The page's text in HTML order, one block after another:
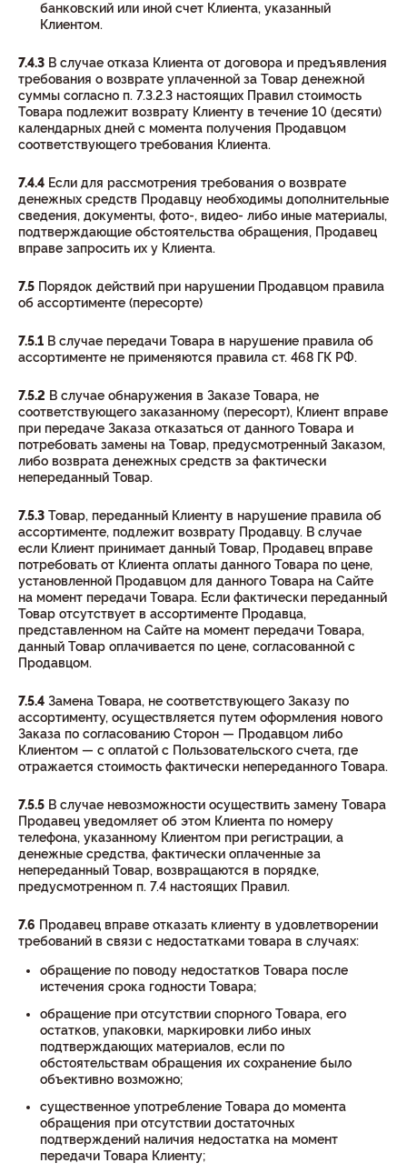
банковский или иной счет Клиента, указанный
Клиентом.
7.4.3 В случае отказа Клиента от договора и предъявления
требования о возврате уплаченной за Товар денежной
суммы согласно п. 7.3.2.3 настоящих Правил стоимость
Товара подлежит возврату Клиенту в течение 10 (десяти)
календарных дней с момента получения Продавцом
соответствующего требования Клиента.
7.4.4 Если для рассмотрения требования о возврате
денежных средств Продавцу необходимы дополнительные
сведения, документы, фото-, видео- либо иные материалы,
подтверждающие обстоятельства обращения, Продавец
вправе запросить их у Клиента.
7.5 Порядок действий при нарушении Продавцом правила
об ассортименте (пересорте)
7.5.1 В случае передачи Товара в нарушение правила об
ассортименте не применяются правила ст. 468 ГК РФ.
7.5.2 В случае обнаружения в Заказе Товара, не
соответствующего заказанному (пересорт), Клиент вправе
при передаче Заказа отказаться от данного Товара и
потребовать замены на Товар, предусмотренный Заказом,
либо возврата денежных средств за фактически
непереданный Товар.
7.5.3 Товар, переданный Клиенту в нарушение правила об
ассортименте, подлежит возврату Продавцу. В случае
если Клиент принимает данный Товар, Продавец вправе
потребовать от Клиента оплаты данного Товара по цене,
установленной Продавцом для данного Товара на Сайте
на момент передачи Товара. Если фактически переданный
Товар отсутствует в ассортименте Продавца,
представленном на Сайте на момент передачи Товара,
данный Товар оплачивается по цене, согласованной с
Продавцом.
7.5.4 Замена Товара, не соответствующего Заказу по
ассортименту, осуществляется путем оформления нового
Заказа по согласованию Сторон — Продавцом либо
Клиентом — с оплатой с Пользовательского счета, где
отражается стоимость фактически непереданного Товара.
7.5.5 В случае невозможности осуществить замену Товара
Продавец уведомляет об этом Клиента по номеру
телефона, указанному Клиентом при регистрации, а
денежные средства, фактически оплаченные за
непереданный Товар, возвращаются в порядке,
предусмотренном п. 7.4 настоящих Правил.
7.6 Продавец вправе отказать клиенту в удовлетворении
требований в связи с недостатками товара в случаях:
обращение по поводу недостатков Товара после
истечения срока годности Товара;
обращение при отсутствии спорного Товара, его
остатков, упаковки, маркировки либо иных
подтверждающих материалов, если по
обстоятельствам обращения их сохранение было
объективно возможно;
существенное употребление Товара до момента
обращения при отсутствии достаточных
подтверждений наличия недостатка на момент
передачи Товара Клиенту;